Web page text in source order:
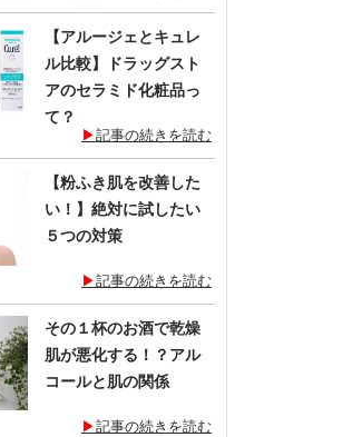
【アルージェとキュレ
ル比較】ドラッグスト
アのセラミド化粧品っ
て？
記事の続きを読む
【粉ふき肌を改善した
い！】絶対に試したい
５つの対策
記事の続きを読む
その１杯のお酒で乾燥
肌が悪化する！？アル
コールと肌の関係
記事の続きを読む